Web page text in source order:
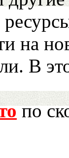
на
В
по